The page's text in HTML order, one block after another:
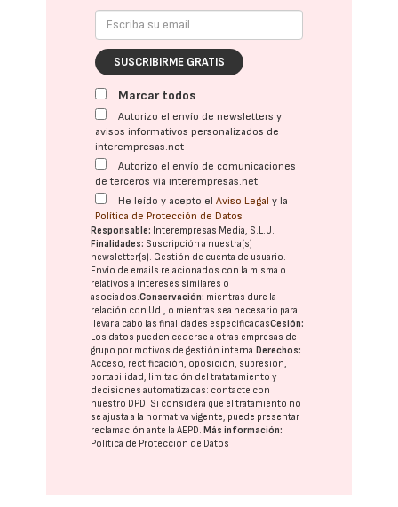
SUSCRIBIRME GRATIS
Marcar todos
Autorizo el envío de newsletters y
avisos informativos personalizados de
interempresas.net
Autorizo el envío de comunicaciones
de terceros vía interempresas.net
He leído y acepto elAviso Legal y la
Política de Protección de Datos
Responsable: Interempresas Media, S.L.U.
Finalidades: Suscripción a nuestra(s)
newsletter(s). Gestión de cuenta de usuario.
Envío de emails relacionados con la misma o
relativos a intereses similares o
asociados.Conservación: mientras dure la
relación con Ud., o mientras sea necesario para
llevar a cabo las finalidades especificadasCesión:
Los datos pueden cederse a otras empresas del
grupo por motivos de gestión interna.Derechos:
Acceso, rectificación, oposición, supresión,
portabilidad, limitación del tratatamiento y
decisiones automatizadas: contacte con
nuestro DPD. Si considera que el tratamiento no
se ajusta a la normativa vigente, puede presentar
reclamación ante laAEPD.Más información:
Política de Protección de Datos